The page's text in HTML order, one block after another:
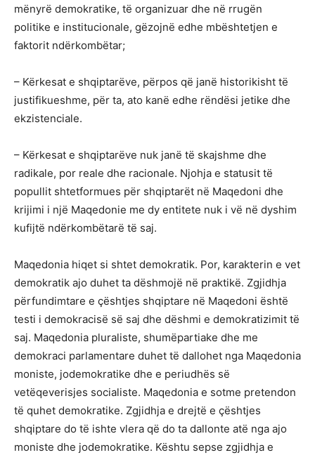
mënyrë demokratike, të organizuar dhe në rrugën
politike e institucionale, gëzojnë edhe mbështetjen e
faktorit ndërkombëtar;
– Kërkesat e shqiptarëve, përpos që janë historikisht të
justifikueshme, për ta, ato kanë edhe rëndësi jetike dhe
ekzistenciale.
– Kërkesat e shqiptarëve nuk janë të skajshme dhe
radikale, por reale dhe racionale. Njohja e statusit të
popullit shtetformues për shqiptarët në Maqedoni dhe
krijimi i një Maqedonie me dy entitete nuk i vë në dyshim
kufijtë ndërkombëtarë të saj.
Maqedonia hiqet si shtet demokratik. Por, karakterin e vet
demokratik ajo duhet ta dëshmojë në praktikë. Zgjidhja
përfundimtare e çështjes shqiptare në Maqedoni është
testi i demokracisë së saj dhe dëshmi e demokratizimit të
saj. Maqedonia pluraliste, shumëpartiake dhe me
demokraci parlamentare duhet të dallohet nga Maqedonia
moniste, jodemokratike dhe e periudhës së
vetëqeverisjes socialiste. Maqedonia e sotme pretendon
të quhet demokratike. Zgjidhja e drejtë e çështjes
shqiptare do të ishte vlera që do ta dallonte atë nga ajo
moniste dhe jodemokratike. Kështu sepse zgjidhja e